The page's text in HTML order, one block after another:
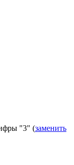
"3" (заменить